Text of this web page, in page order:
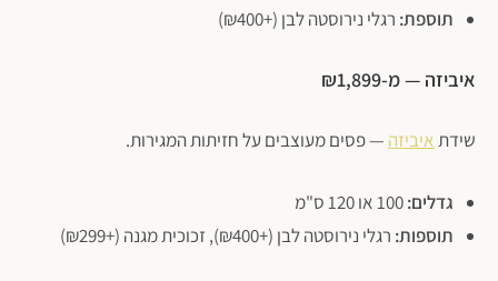
תוספת: רגלי נירוסטה לבן (+₪400)
איביזה — מ-₪1,899
שידתאיביזה — פסים מעוצבים על חזיתות המגירות.
גדלים:
תוספות: רגלי נירוסטה לבן (+₪400), זכוכית מגנה (+₪299)